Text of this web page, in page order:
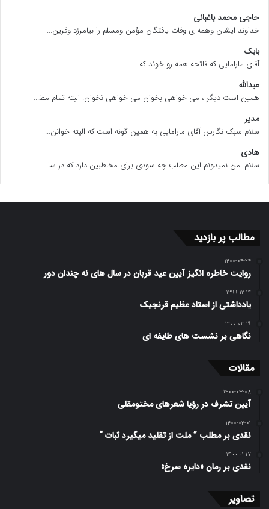
حاجی محمد باغبانی
خداوند ایشان وهمه ی وفات یافتگان مؤمن ومسلم را بیامرزد وقرین...
بابک
آقای مارامایی که فاتحه همه رو خوند که...
عبدالله
همین است دیگر ، می خواهی بخوان می خواهی نخوان. البته تمام مط...
مدیر
سلام سبک نگارس آقای مارامایی به همین گونه است که الیته خوانن...
هادی
سلام. من نمیدونم این مطلب چه سودی برای مخاطبین دارد که در سا...
مطالب پر بازدید
۱۴۰۰-۰۴-۲۴
روایت خاطره انگیز آیین عید قربان در سال های نه چندان دور
۱۳۹۹-۱۲-۱۴
یادداشتی از استاد عظیم قرنجیک
۱۴۰۰-۰۳-۱۹
نگاهی بر نشست های طایفه ای
مقالات
۱۴۰۰-۰۳-۰۸
آیین تشرف در رؤیا شعرهای مختومقلی
۱۴۰۰-۰۲-۰۱
نقدی بر مطلب ” ملت از تقلید میگیرد ثبات “
۱۴۰۰-۰۱-۱۷
نقدی بر رمان «دایره سرخ»
تصاویر